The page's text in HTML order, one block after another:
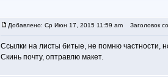
Добавлено: Ср Июн 17, 2015 11:59 am Заголовок
Ссылки на листы битые, не помню частности,
Скинь почту, оптравлю макет.